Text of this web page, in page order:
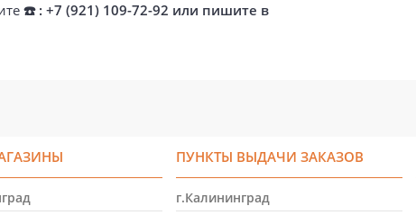
☎️ : +7 (921) 109-72-92 или пишите в
ПУНКТЫ ВЫДАЧИ ЗАКАЗОВ
г.Калининград